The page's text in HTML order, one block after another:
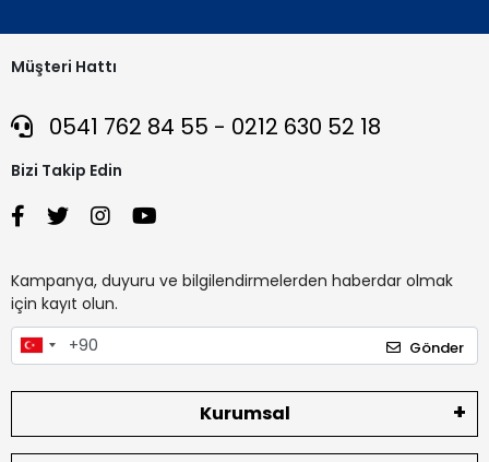
Müşteri Hattı
0541 762 84 55 - 0212 630 52 18
Bizi Takip Edin
Kampanya, duyuru ve bilgilendirmelerden haberdar olmak
için kayıt olun.
Gönder
Kurumsal